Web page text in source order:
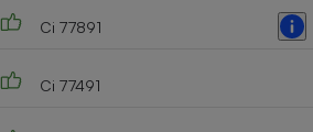
Ci 77891
Ci 77491